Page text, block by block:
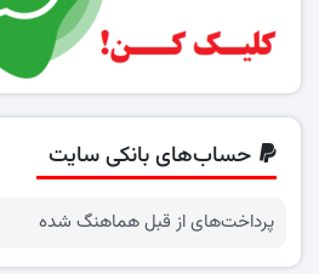
حساب‌های بانکی سایت
پرداخت‌های از قبل هماهنگ شده